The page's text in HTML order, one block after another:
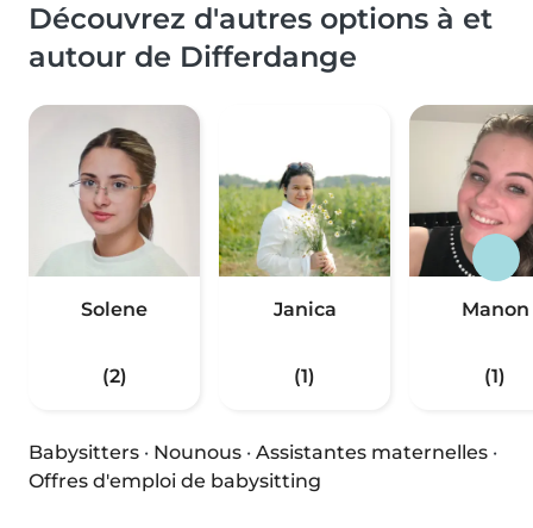
Découvrez d'autres options à et
autour de Differdange
Solene
(2)
Janica
(1)
Manon
(1)
Babysitters · Nounous · Assistantes maternelles ·
Offres d'emploi de babysitting